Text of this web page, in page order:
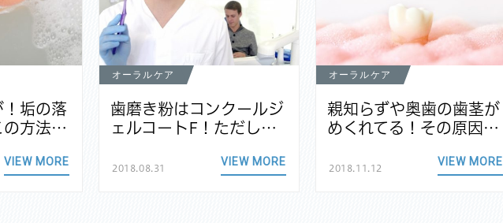
垢の落
の方法…
VIEW MORE
オーラルケア
歯磨き粉はコンクールジ
ェルコートF！ただし…
2018.08.31
VIEW MORE
オーラルケア
親知らずや奥歯の歯茎が
めくれてる！その原因…
2018.11.12
VIEW MORE